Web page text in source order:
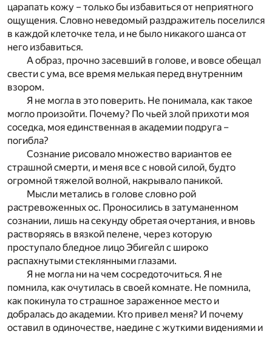
царапать кожу – только бы избавиться от неприятного
ощущения. Словно неведомый раздражитель поселился
в каждой клеточке тела, и не было никакого шанса от
него избавиться.
А образ, прочно засевший в голове, и вовсе обещал
свести с ума, все время мелькая перед внутренним
взором.
Я не могла в это поверить. Не понимала, как такое
могло произойти. Почему? По чьей злой прихоти моя
соседка, моя единственная в академии подруга –
погибла?
Сознание рисовало множество вариантов ее
страшной смерти, и меня все с новой силой, будто
огромной тяжелой волной, накрывало паникой.
Мысли метались в голове словно рой
растревоженных ос. Проносились в затуманенном
сознании, лишь на секунду обретая очертания, и вновь
растворяясь в вязкой пелене, через которую
проступало бледное лицо Эбигейл с широко
распахнутыми стеклянными глазами.
Я не могла ни на чем сосредоточиться. Я не
помнила, как очутилась в своей комнате. Не помнила,
как покинула то страшное зараженное место и
добралась до академии. Кто привел меня? И почему
оставил в одиночестве, наедине с жуткими видениями и